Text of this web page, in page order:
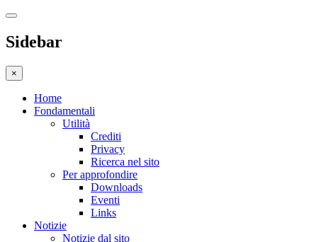
Sidebar
×
Home
Fondamentali
Utilità
Crediti
Privacy
Ricerca nel sito
Per approfondire
Downloads
Eventi
Links
Notizie
Notizie dal sito